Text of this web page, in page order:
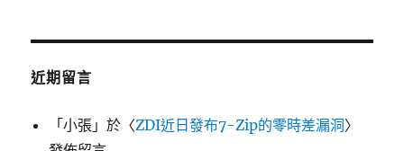
近期留言
「小張 」於〈ZDI近日發布7-Zip的零時差漏洞〉